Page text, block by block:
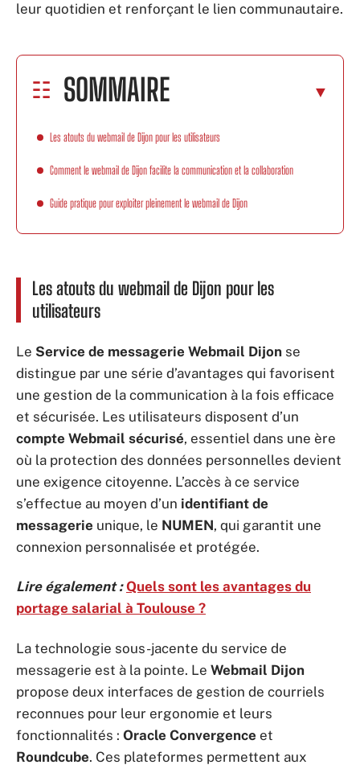
leur quotidien et renforçant le lien communautaire.
SOMMAIRE
Les atouts du webmail de Dijon pour les utilisateurs
Comment le webmail de Dijon facilite la communication et la collaboration
Guide pratique pour exploiter pleinement le webmail de Dijon
Les atouts du webmail de Dijon pour les
utilisateurs
Le Service de messagerie Webmail Dijon se
distingue par une série d’avantages qui favorisent
une gestion de la communication à la fois efficace
et sécurisée. Les utilisateurs disposent d’un
compte Webmail sécurisé, essentiel dans une ère
où la protection des données personnelles devient
une exigence citoyenne. L’accès à ce service
s’effectue au moyen d’un identifiant de
messagerie unique, le NUMEN, qui garantit une
connexion personnalisée et protégée.
Lire également : Quels sont les avantages du
portage salarial à Toulouse ?
La technologie sous-jacente du service de
messagerie est à la pointe. Le Webmail Dijon
propose deux interfaces de gestion de courriels
reconnues pour leur ergonomie et leurs
fonctionnalités : Oracle Convergence et
Roundcube. Ces plateformes permettent aux